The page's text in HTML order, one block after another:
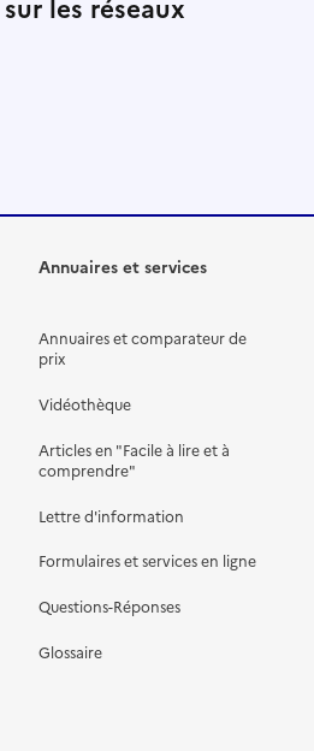
Annuaires et services
Annuaires et comparateur de
prix
Vidéothèque
Articles en "Facile à lire et à
comprendre"
Lettre d'information
Formulaires et services en ligne
Questions-Réponses
Glossaire